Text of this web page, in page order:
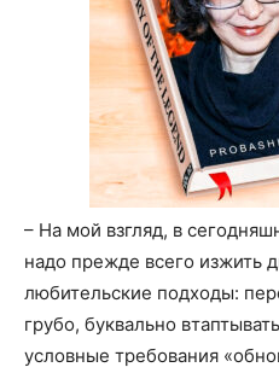
– На мой взгляд, в
надо прежде всего изжить
любительские подходы:
грубо, буквально
условные требования